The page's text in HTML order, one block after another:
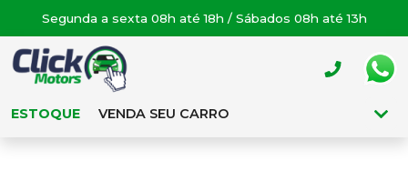
Segunda a sexta 08h até 18h / Sábados 08h até 13h
ESTOQUE VENDA SEU CARRO